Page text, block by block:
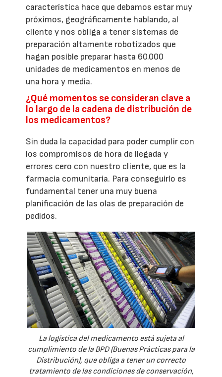
característica hace que debamos estar muy
próximos, geográficamente hablando, al
cliente y nos obliga a tener sistemas de
preparación altamente robotizados que
hagan posible preparar hasta 60.000
unidades de medicamentos en menos de
una hora y media.
¿Qué momentos se consideran clave a
lo largo de la cadena de distribución de
los medicamentos?
Sin duda la capacidad para poder cumplir con
los compromisos de hora de llegada y
errores cero con nuestro cliente, que es la
farmacia comunitaria. Para conseguirlo es
fundamental tener una muy buena
planificación de las olas de preparación de
pedidos.
La logística del medicamento está sujeta al
cumplimiento de la BPD (Buenas Prácticas para la
Distribución), que obliga a tener un correcto
tratamiento de las condiciones de conservación,